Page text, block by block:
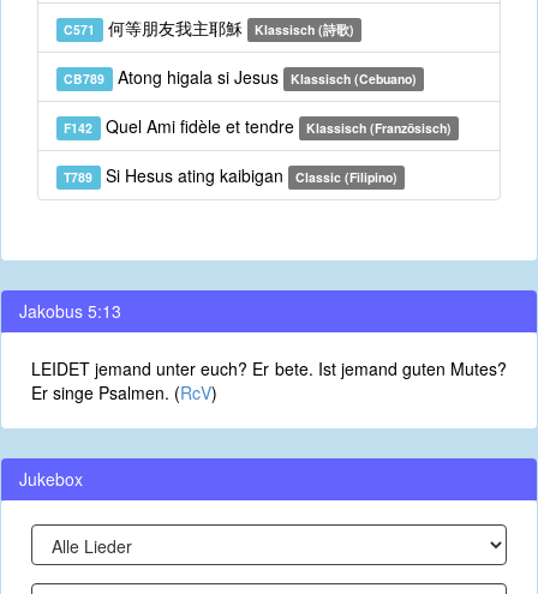
C571 何等朋友我主耶穌 Klassisch (詩歌)
CB789 Atong higala si Jesus Klassisch (Cebuano)
F142 Quel Ami fidèle et tendre Klassisch (Französisch)
T789 Si Hesus ating kaibigan Classic (Filipino)
Jakobus 5:13
LEIDET jemand unter euch? Er bete. Ist jemand guten Mutes?
Er singe Psalmen. (RcV)
Jukebox